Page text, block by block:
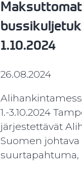
Maksuttomat
1.10.2024
26.08.2024
1.-3.10.2024
järjestettävät
Suomen
suurtapahtuma,